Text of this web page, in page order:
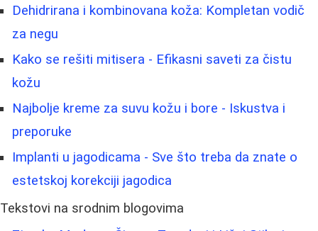
Dehidrirana i kombinovana koža: Kompletan vodič
za negu
Kako se rešiti mitisera - Efikasni saveti za čistu
kožu
Najbolje kreme za suvu kožu i bore - Iskustva i
preporuke
Implanti u jagodicama - Sve što treba da znate o
estetskoj korekciji jagodica
Tekstovi na srodnim blogovima